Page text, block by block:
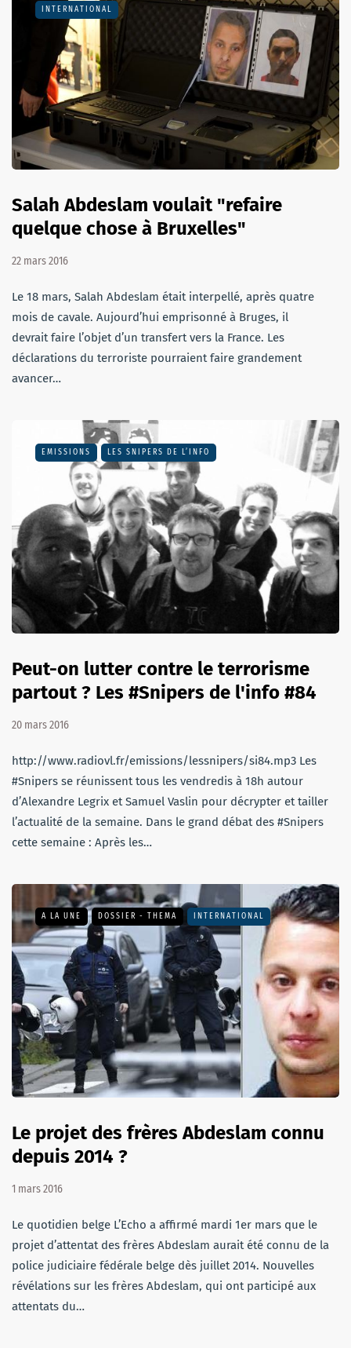
INTERNATIONAL
Salah Abdeslam voulait "refaire
quelque chose à Bruxelles"
22 mars 2016
Le 18 mars, Salah Abdeslam était interpellé, après quatre
mois de cavale. Aujourd’hui emprisonné à Bruges, il
devrait faire l’objet d’un transfert vers la France. Les
déclarations du terroriste pourraient faire grandement
avancer…
EMISSIONS LES SNIPERS DE L’INFO
Peut-on lutter contre le terrorisme
partout ? Les #Snipers de l'info #84
20 mars 2016
http://www.radiovl.fr/emissions/lessnipers/si84.mp3 Les
#Snipers se réunissent tous les vendredis à 18h autour
d’Alexandre Legrix et Samuel Vaslin pour décrypter et tailler
l’actualité de la semaine. Dans le grand débat des #Snipers
cette semaine : Après les…
A LA UNE DOSSIER - THEMA INTERNATIONAL
Le projet des frères Abdeslam connu
depuis 2014 ?
1 mars 2016
Le quotidien belge L’Echo a affirmé mardi 1er mars que le
projet d’attentat des frères Abdeslam aurait été connu de la
police judiciaire fédérale belge dès juillet 2014. Nouvelles
révélations sur les frères Abdeslam, qui ont participé aux
attentats du…